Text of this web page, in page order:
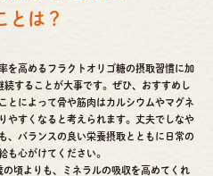
とは？
を高めるフラクトオリゴ糖の摂取習慣に加
することが大事です。ぜひ、おすすめし
とによって骨や筋肉はカルシウムやマグネ
やすくなると考えられます。丈夫でしなや
、バランスの良い栄養摂取とともに日常の
も心がけてください。
頃よりも、ミネラルの吸収を高めてくれ